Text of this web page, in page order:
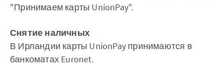
"Принимаем карты UnionPay".
Снятие наличных
В Ирландии карты UnionPay принимаются в
банкоматах Euronet.